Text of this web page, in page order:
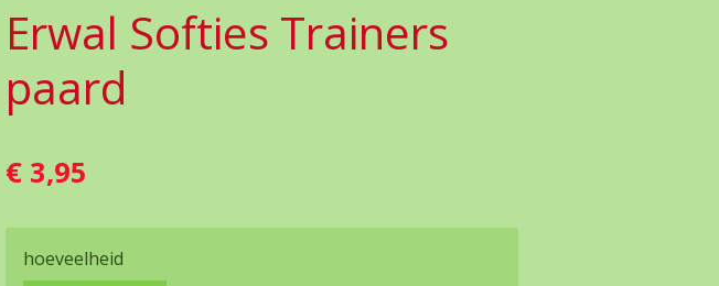
Erwal Softies Trainers
paard
€ 3,95
hoeveelheid